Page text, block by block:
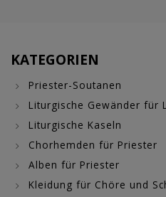
KATEGORIEN
Priester-Soutanen
Liturgische Gewänder für
Liturgische Kaseln
Chorhemden für Priester
Alben für Priester
Kleidung für Chöre und